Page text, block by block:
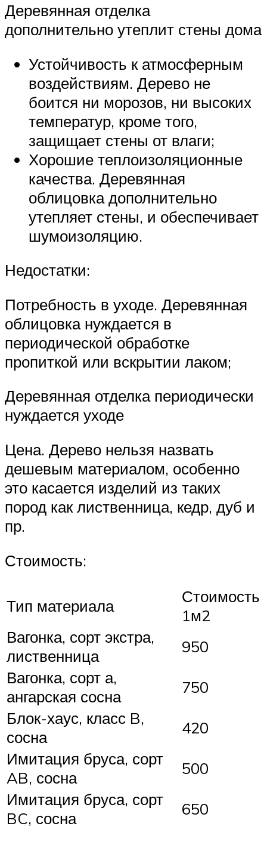
Деревянная отделка
дополнительно утеплит стены дома
Устойчивость к атмосферным
воздействиям. Дерево не
боится ни морозов, ни высоких
температур, кроме того,
защищает стены от влаги;
Хорошие теплоизоляционные
качества. Деревянная
облицовка дополнительно
утепляет стены, и обеспечивает
шумоизоляцию.
Недостатки:
Потребность в уходе. Деревянная
облицовка нуждается в
периодической обработке
пропиткой или вскрытии лаком;
Деревянная отделка периодически
нуждается уходе
Цена. Дерево нельзя назвать
дешевым материалом, особенно
это касается изделий из таких
пород как лиственница, кедр, дуб и
пр.
Стоимость:
Тип материала
Стоимость
1м2
Вагонка, сорт экстра,
лиственница
950
Вагонка, сорт а,
ангарская сосна
750
Блок-хаус, класс B,
сосна
420
Имитация бруса, сорт
AB, сосна
500
Имитация бруса, сорт
BC, сосна
650